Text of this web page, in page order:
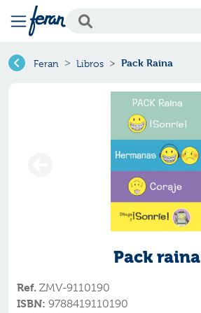
Feran Libros Pack Raina
Pack raina
Ref. ZMV-9110190
ISBN: 9788419110190